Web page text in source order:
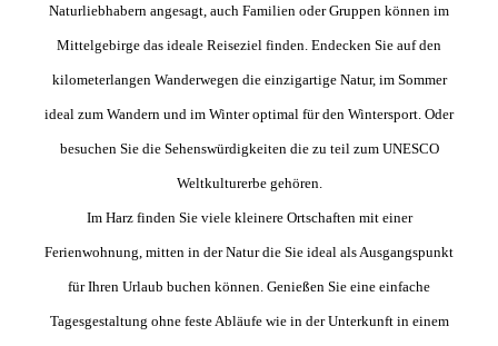
Naturliebhabern angesagt, auch Familien oder Gruppen können im
Mittelgebirge das ideale Reiseziel finden. Endecken Sie auf den
kilometerlangen Wanderwegen die einzigartige Natur, im Sommer
ideal zum Wandern und im Winter optimal für den Wintersport. Oder
besuchen Sie die Sehenswürdigkeiten die zu teil zum UNESCO
Weltkulturerbe gehören.
Im Harz finden Sie viele kleinere Ortschaften mit einer
Ferienwohnung, mitten in der Natur die Sie ideal als Ausgangspunkt
für Ihren Urlaub buchen können. Genießen Sie eine einfache
Tagesgestaltung ohne feste Abläufe wie in der Unterkunft in einem